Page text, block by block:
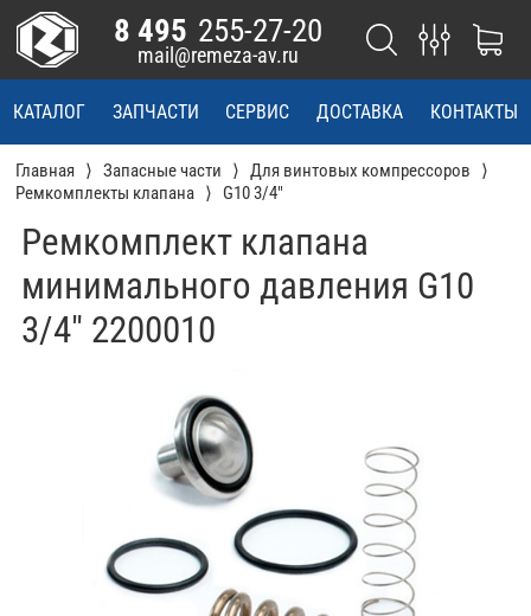
КАТАЛОГ ЗАПЧАСТИ СЕРВИС ДОСТАВКА КОНТАКТЫ
8 495 255-27-20
mail@remeza-av.ru
Главная Запасные части
Для винтовых компрессоров
Ремкомплекты клапана
G10 3/4"
Ремкомплект клапана
минимального давления G10
3/4" 2200010